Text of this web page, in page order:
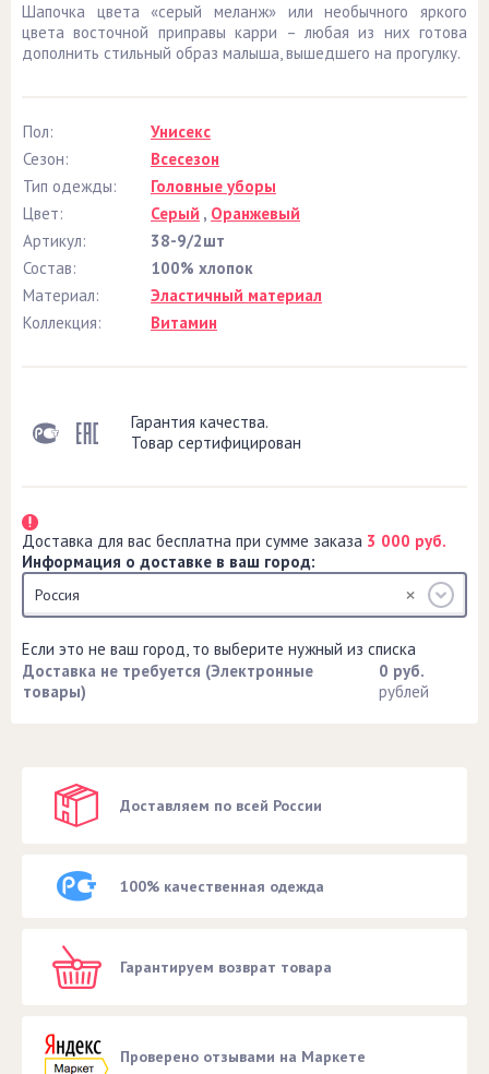
Шапочка цвета «серый меланж» или необычного яркого
цвета восточной приправы карри – любая из них готова
дополнить стильный образ малыша, вышедшего на прогулку.
Пол:
Унисекс
Сезон:
Всесезон
Тип одежды:
Головные уборы
Цвет:
Серый , Оранжевый
Артикул:
38-9/2шт
Состав:
100% хлопок
Материал:
Эластичный материал
Коллекция:
Витамин
Гарантия качества.
Товар сертифицирован
Доставка для вас бесплатна при сумме заказа 3 000 руб.
Информация о доставке в ваш город:
Россия
Если это не ваш город, то выберите нужный из списка
Доставка не требуется (Электронные
товары)
0 руб.
рублей
Доставляем по всей России
100% качественная одежда
Гарантируем возврат товара
Проверено отзывами на Маркете